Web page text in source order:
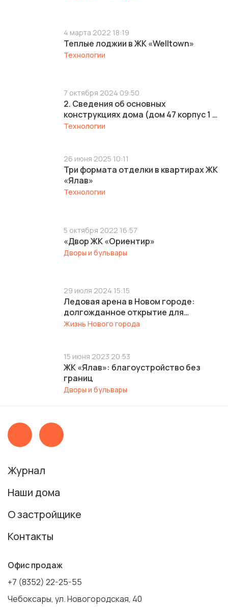
4 марта 2022 18:19
Теплые лоджии в ЖК «Welltown»
Технологии
7 октября 2024 09:50
2. Сведения об основных
конструкциях дома (дом 47 корпус 1 и
дом 47 корпус 3)
Технологии
26 июня 2025 10:11
Три формата отделки в квартирах ЖК
«Ялав»
Технологии
5 октября 2022 16:57
«Двор ЖК «Ориентир»
Дворы и бульвары
29 июля 2024 15:15
Ледовая арена в Новом городе:
долгожданное открытие для
жителей района
Жизнь Нового города
15 июня 2023 20:53
ЖК «Ялав»: благоустройство без
границ
Дворы и бульвары
Журнал
Наши дома
О застройщике
Контакты
Офис продаж
+7 (8352) 22-25-55
Чебоксары, ул. Новогородская, 40